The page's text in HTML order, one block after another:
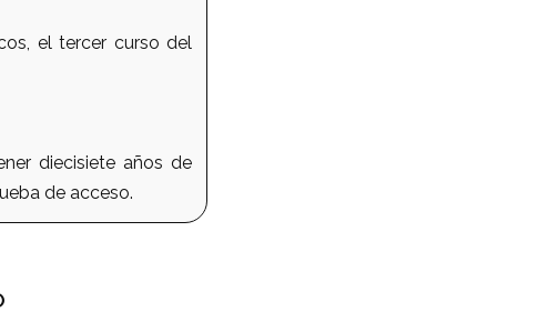
el tercer curso del
diecisiete años de
de acceso.